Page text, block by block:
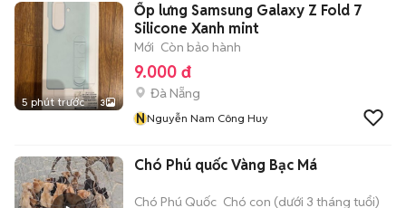
5 phút trước 3
Ốp lưng Samsung Galaxy Z Fold 7
Silicone Xanh mint
Mới Còn bảo hành
9.000 đ
Đà Nẵng
NNguyễn Nam Công Huy
Chó Phú quốc Vàng Bạc Má
Chó Phú Quốc Chó con (dưới 3 tháng tuổi)